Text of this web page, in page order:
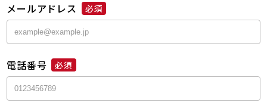
メールアドレス 必須
電話番号 必須